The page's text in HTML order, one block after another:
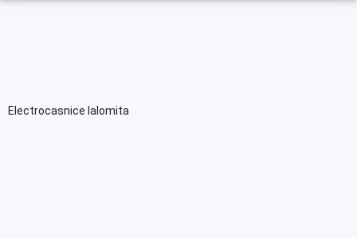
Electrocasnice Ialomita